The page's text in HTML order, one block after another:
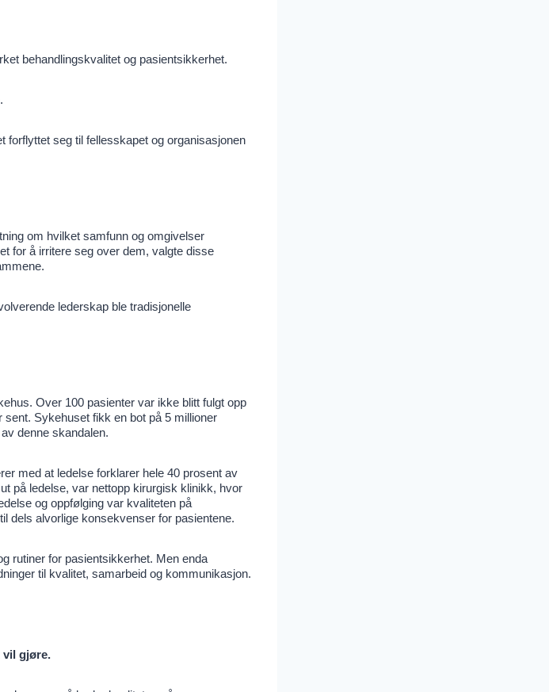
behandlingskvalitet og pasientsikkerhet.
forflyttet seg til fellesskapet og organisasjonen
om hvilket samfunn og omgivelser
for å irritere seg over dem, valgte disse
lederskap ble tradisjonelle
Over 100 pasienter var ikke blitt fulgt opp
Sykehuset fikk en bot på 5 millioner
denne skandalen.
med at ledelse forklarer hele 40 prosent av
på ledelse, var nettopp kirurgisk klinikk, hvor
og oppfølging var kvaliteten på
dels alvorlige konsekvenser for pasientene.
rutiner for pasientsikkerhet. Men enda
til kvalitet, samarbeid og kommunikasjon.
vil gjøre.